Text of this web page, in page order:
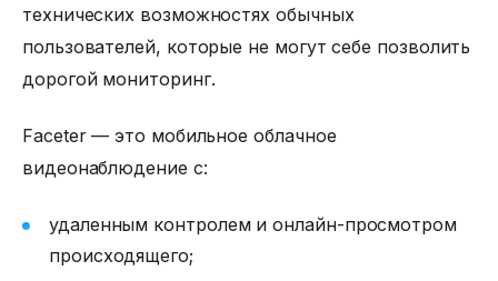
технических возможностях обычных
пользователей, которые не могут себе позволить
дорогой мониторинг.
Faceter — это мобильное облачное
видеонаблюдение с:
удаленным контролем и онлайн-просмотром
происходящего;